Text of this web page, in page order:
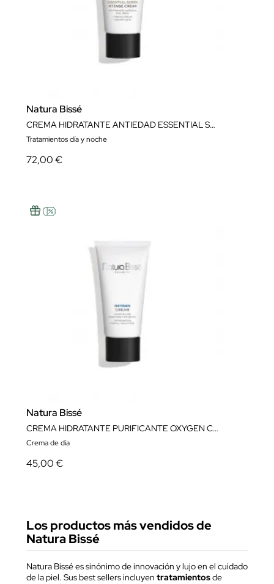
Natura Bissé
CREMA HIDRATANTE ANTIEDAD ESSENTIAL SHOCK INTENSE CREAM 75 ML NATURA BISSÉ
Tratamientos día y noche
72,00 €
Natura Bissé
CREMA HIDRATANTE PURIFICANTE OXYGEN CREAM NATURA BISSÉ
Crema de día
45,00 €
Los productos más vendidos de
Natura Bissé
Natura Bissé es sinónimo de innovación y lujo en el cuidado
de la piel. Sus best sellers incluyen tratamientosde